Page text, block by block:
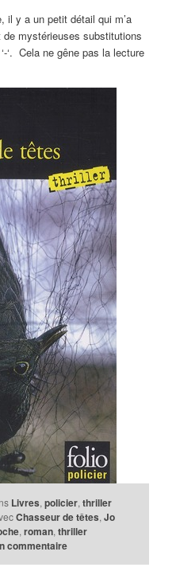
il y a un petit détail qui m’a
mystérieuses substitutions
‘. Cela ne gêne pas la lecture
Livres, policier, thriller
Chasseur de têtes, Jo
, roman, thriller
commentaire